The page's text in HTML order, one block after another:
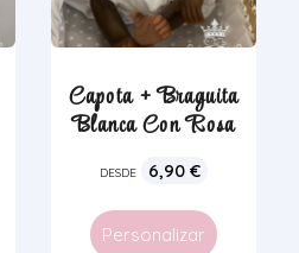
Capota + Braguita
Blanca Con Rosa
DESDE 6,90€
Personalizar